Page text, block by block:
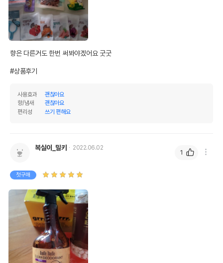
향은 다른거도 한번 써봐야겠어요 굿굿
#상품후기
사용효과
괜찮아요
향/냄새
괜찮아요
편리성
쓰기 편해요
복실이_밀키 2022.06.02
첫구매
1